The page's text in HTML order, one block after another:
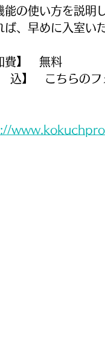
能の使い方を説明
ば、早めに入室い
費】　無料
込】　こちらの